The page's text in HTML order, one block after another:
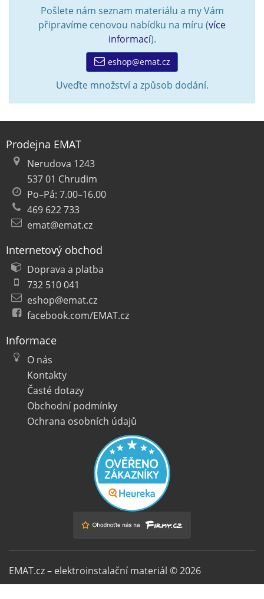
Pošlete nám seznam materiálu a my Vám
připravíme cenovou nabídku na míru (více
informací).
eshop@emat.cz
Uveďte množství a způsob dodání.
Prodejna EMAT
Nerudova 1243
537 01 Chrudim
Po–Pá: 7.00–16.00
469 622 733
emat@emat.cz
Internetový obchod
Doprava a platba
732 510 041
eshop@emat.cz
facebook.com/EMAT.cz
Informace
O nás
Kontakty
Časté dotazy
Obchodní podmínky
Ochrana osobních údajů
EMAT.cz – elektroinstalační materiál © 2026